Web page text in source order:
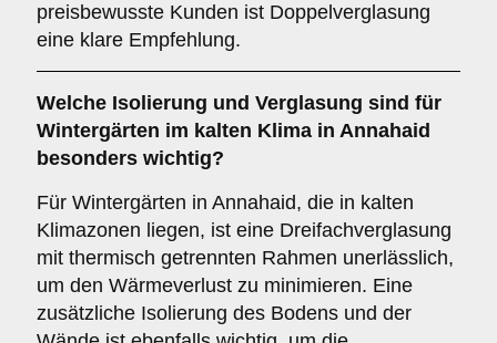
preisbewusste Kunden ist Doppelverglasung
eine klare Empfehlung.
Welche Isolierung und Verglasung sind für
Wintergärten im kalten Klima in Annahaid
besonders wichtig?
Für Wintergärten in Annahaid, die in kalten
Klimazonen liegen, ist eine Dreifachverglasung
mit thermisch getrennten Rahmen unerlässlich,
um den Wärmeverlust zu minimieren. Eine
zusätzliche Isolierung des Bodens und der